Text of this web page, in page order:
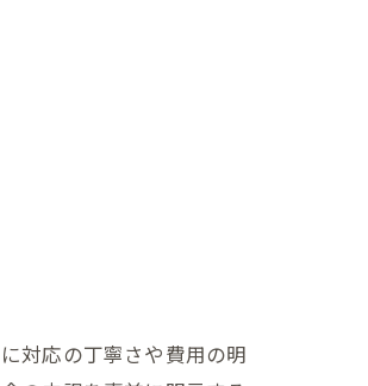
対応の丁寧さや費用の明